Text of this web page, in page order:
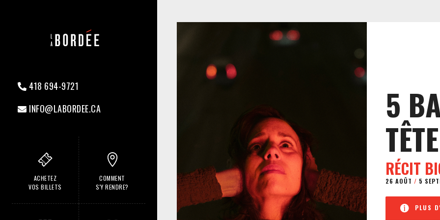
418 694-9721
INFO@LABORDEE.CA
ACHETEZ
VOS BILLETS
COMMENT
S'Y RENDRE?
5
TÊTE
RÉCIT
26 AOÛT / 5
PLUS